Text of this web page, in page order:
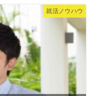
就活ノウハウ